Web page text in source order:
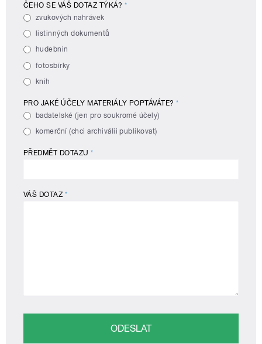
ČEHO SE VÁŠ DOTAZ TÝKÁ? *
zvukových nahrávek
listinných dokumentů
hudebnin
fotosbírky
knih
PRO JAKÉ ÚČELY MATERIÁLY POPTÁVÁTE?*
badatelské (jen pro soukromé účely)
komerční (chci archiválii publikovat)
PŘEDMĚT DOTAZU*
VÁŠ DOTAZ *